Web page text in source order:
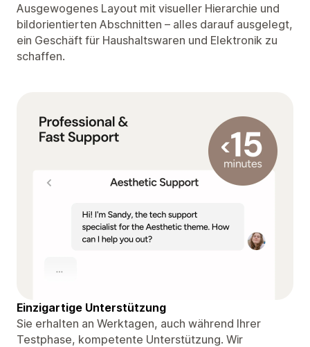
Ausgewogenes Layout mit visueller Hierarchie und
bildorientierten Abschnitten – alles darauf ausgelegt,
ein Geschäft für Haushaltswaren und Elektronik zu
schaffen.
Einzigartige Unterstützung
Sie erhalten an Werktagen, auch während Ihrer
Testphase, kompetente Unterstützung. Wir